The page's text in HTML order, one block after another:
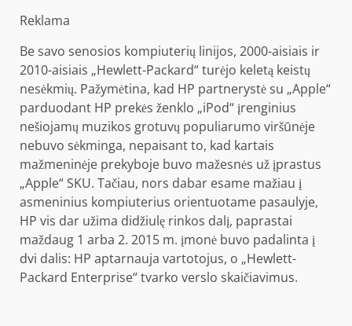
Reklama
Be savo senosios kompiuterių linijos, 2000-aisiais ir
2010-aisiais „Hewlett-Packard“ turėjo keletą keistų
nesėkmių. Pažymėtina, kad HP partnerystė su „Apple“
parduodant HP prekės ženklo „iPod“ įrenginius
nešiojamų muzikos grotuvų populiarumo viršūnėje
nebuvo sėkminga, nepaisant to, kad kartais
mažmeninėje prekyboje buvo mažesnės už įprastus
„Apple“ SKU. Tačiau, nors dabar esame mažiau į
asmeninius kompiuterius orientuotame pasaulyje,
HP vis dar užima didžiulę rinkos dalį, paprastai
maždaug 1 arba 2. 2015 m. įmonė buvo padalinta į
dvi dalis: HP aptarnauja vartotojus, o „Hewlett-
Packard Enterprise“ tvarko verslo skaičiavimus.